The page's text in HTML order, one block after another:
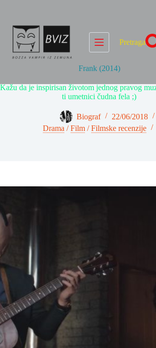
Pretraga
Frank (2014)
Kažu da je inspirisan životom jednog pravog
ti umetnici čudna fela ;)
Biograf
22/06/2018
Drama /Film /Filmske recenzije